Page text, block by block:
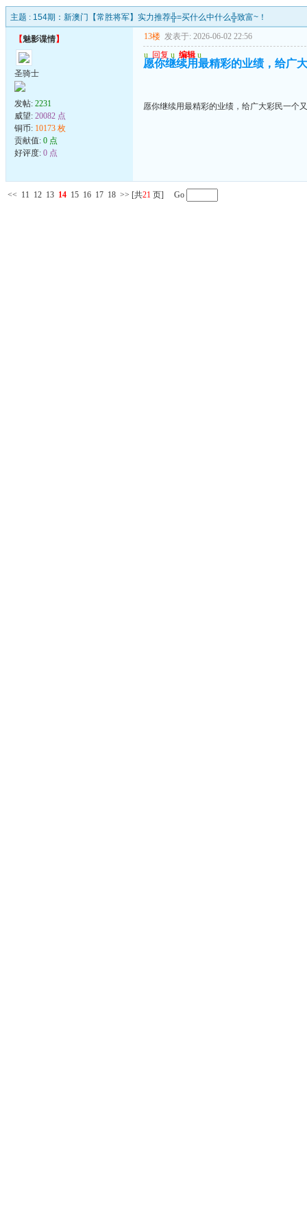
主题 : 154期：新澳门【常胜将军】实力推荐╬=买什么中什么╬致富~！
【魅影谍情】
圣骑士
发帖: 2231
威望: 20082 点
铜币: 10173 枚
贡献值: 0 点
好评度: 0 点
13楼 发表于: 2026-06-02 22:56
u 回复 u 编辑 u
愿你继续用最精彩的业绩，给广
愿你继续用最精彩的业绩，给广大彩民一个
<< 11 12 13 14 15 16 17 18 >> [共21 页] Go